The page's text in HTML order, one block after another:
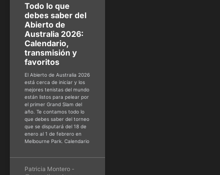
Todo lo que
debes saber del
Abierto de
Australia 2026:
Calendario,
transmisión y
favoritos
El Abierto de Australia 2026
está cerca de iniciar y los
mejores tenistas del mundo
están listos para pelear por
el primer Grand Slam del
año. Te contamos todo lo
que debes saber del torneo
que se disputará del 18 de
enero al 1 de febrero en
Melbourne Park. Calendario
Patricia Montero -